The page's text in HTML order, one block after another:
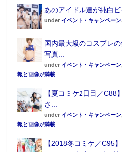
同名の名作漫画を原作とした
位）が特に30～40代女性の票
ズ「ゾイド」における12年ぶ
レビアニメ化 「ゾイドワイル
ングで5位入り。
あのアイドル達が純白
under イベント・キャンペーン,
国内最大級のコスプレの
写真...
under イベント・キャンペーン,
報と画像が満載
【夏コミケ2日目／C88
さ...
under イベント・キャンペーン,
報と画像が満載
【2018冬コミケ／C95